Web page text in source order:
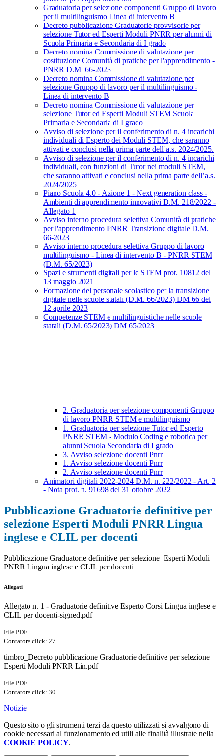
Graduatoria per selezione componenti Gruppo di lavoro
per il multilinguismo Linea di intervento B
Decreto pubblicazione Graduatorie provvisorie per
selezione Tutor ed Esperti Moduli PNRR per alunni di
Scuola Primaria e Secondaria di I grado
Decreto nomina Commissione di valutazione per
costituzione Comunità di pratiche per l'apprendimento -
PNRR D.M. 66-2023
Decreto nomina Commissione di valutazione per
selezione Gruppo di lavoro per il multilinguismo -
Linea di intervento B
Decreto nomina Commissione di valutazione per
selezione Tutor ed Esperti Moduli STEM Scuola
Primaria e Secondaria di I grado
Avviso di selezione per il conferimento di n. 4 incarichi
individuali di Esperto dei Moduli STEM, che saranno
attivati e conclusi nella prima parte dell’a.s. 2024/2025.
Avviso di selezione per il conferimento di n. 4 incarichi
individuali, con funzioni di Tutor nei moduli STEM,
che saranno attivati e conclusi nella prima parte dell’a.s.
2024/2025
Piano Scuola 4.0 - Azione 1 - Next generation class -
Ambienti di apprendimento innovativi D.M. 218/2022 -
Allegato 1
Avviso interno procedura selettiva Comunità di pratiche
per l'apprendimento PNRR Transizione digitale D.M.
66-2023
Avviso interno procedura selettiva Gruppo di lavoro
multilinguismo - Linea di intervento B - PNRR STEM
(D.M. 65/2023)
Spazi e strumenti digitali per le STEM prot. 10812 del
13 maggio 2021
Formazione del personale scolastico per la transizione
digitale nelle scuole statali (D.M. 66/2023) DM 66 del
12 aprile 2023
Competenze STEM e multilinguistiche nelle scuole
statali (D.M. 65/2023) DM 65/2023
2. Graduatoria per selezione componenti Gruppo
di lavoro PNRR STEM e multilinguismo
1. Graduatoria per selezione Tutor ed Esperto
PNRR STEM - Modulo Coding e robotica per
alunni Scuola Secondaria di I grado
3. Avviso selezione docenti Pnrr
1. Avviso selezione docenti Pnrr
2. Avviso selezione docenti Pnrr
Animatori digitali 2022-2024 D.M. n. 222/2022 - Art. 2
- Nota prot. n. 91698 del 31 ottobre 2022
Pubblicazione Graduatorie definitive per
selezione Esperti Moduli PNRR Lingua
inglese e CLIL per docenti
Pubblicazione Graduatorie definitive per selezione Esperti Moduli
PNRR Lingua inglese e CLIL per docenti
Allegati
Allegato n. 1 - Graduatorie definitive Esperto Corsi Lingua inglese e
CLIL per docenti-signed.pdf
File PDF
Contatore click: 27
timbro_Decreto pubblicazione Graduatorie definitive per selezione
Esperti Moduli PNRR Lin.pdf
File PDF
Contatore click: 30
Notizie
Questo sito o gli strumenti terzi da questo utilizzati si avvalgono di
cookie necessari al funzionamento ed utili alle finalità illustrate nella
COOKIE POLICY.